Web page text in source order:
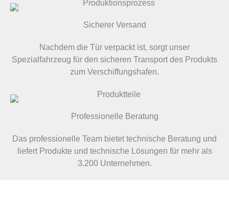
Sicherer Versand
Nachdem die Tür verpackt ist, sorgt unser
Spezialfahrzeug für den sicheren Transport des Produkts
zum Verschiffungshafen.
Professionelle Beratung
Das professionelle Team bietet technische Beratung und
liefert Produkte und technische Lösungen für mehr als
3.200 Unternehmen.